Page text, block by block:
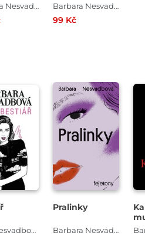
Barbara Nesvadbová Barbara Nesvadbová
99 Kč
Bára Nesvadbová , Barbara Nesvadbová
Pralinky
Barbara Nesvadbová